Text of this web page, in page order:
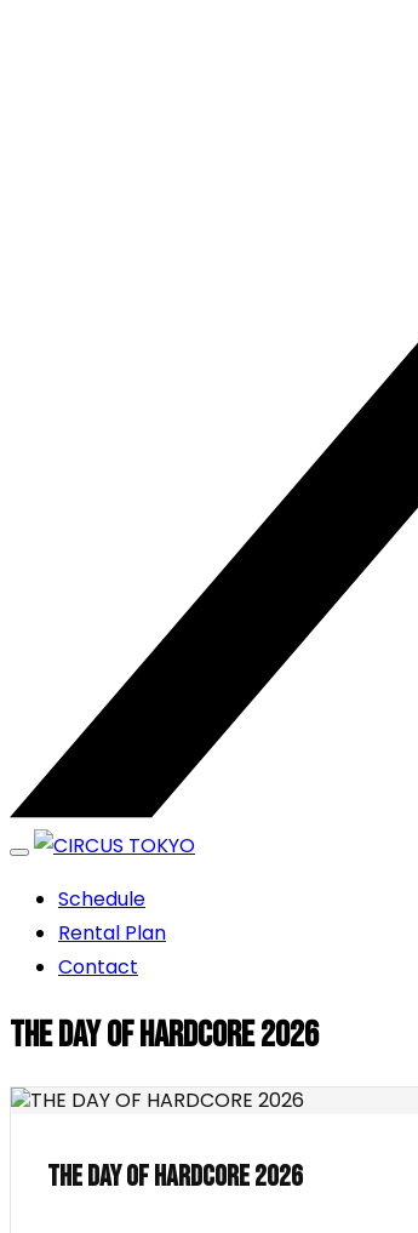
CIRCUS TOKYO
エンターテイメントスペース
Schedule
Rental Plan
Contact
THE DAY OF HARDCORE 2026
THE DAY OF HARDCORE 2026